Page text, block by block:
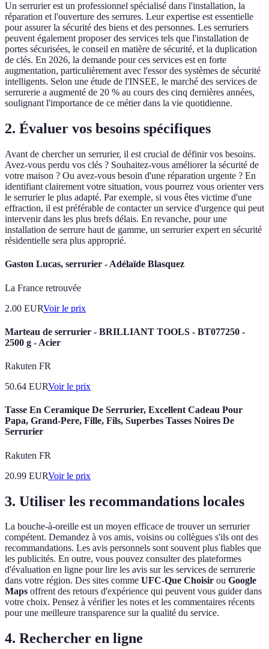
Un serrurier est un professionnel spécialisé dans l'installation, la
réparation et l'ouverture des serrures. Leur expertise est essentielle
pour assurer la sécurité des biens et des personnes. Les serruriers
peuvent également proposer des services tels que l'installation de
portes sécurisées, le conseil en matière de sécurité, et la duplication
de clés. En 2026, la demande pour ces services est en forte
augmentation, particulièrement avec l'essor des systèmes de sécurité
intelligents. Selon une étude de l'INSEE, le marché des services de
serrurerie a augmenté de 20 % au cours des cinq dernières années,
soulignant l'importance de ce métier dans la vie quotidienne.
2. Évaluer vos besoins spécifiques
Avant de chercher un serrurier, il est crucial de définir vos besoins.
Avez-vous perdu vos clés ? Souhaitez-vous améliorer la sécurité de
votre maison ? Ou avez-vous besoin d'une réparation urgente ? En
identifiant clairement votre situation, vous pourrez vous orienter vers
le serrurier le plus adapté. Par exemple, si vous êtes victime d'une
effraction, il est préférable de contacter un service d'urgence qui peut
intervenir dans les plus brefs délais. En revanche, pour une
installation de serrure haut de gamme, un serrurier expert en sécurité
résidentielle sera plus approprié.
Gaston Lucas, serrurier - Adélaïde Blasquez
La France retrouvée
2.00 EURVoir le prix
Marteau de serrurier - BRILLIANT TOOLS - BT077250 -
2500 g - Acier
Rakuten FR
50.64 EURVoir le prix
Tasse En Ceramique De Serrurier, Excellent Cadeau Pour
Papa, Grand-Pere, Fille, Fils, Superbes Tasses Noires De
Serrurier
Rakuten FR
20.99 EURVoir le prix
3. Utiliser les recommandations locales
La bouche-à-oreille est un moyen efficace de trouver un serrurier
compétent. Demandez à vos amis, voisins ou collègues s'ils ont des
recommandations. Les avis personnels sont souvent plus fiables que
les publicités. En outre, vous pouvez consulter des plateformes
d'évaluation en ligne pour lire les avis sur les services de serrurerie
dans votre région. Des sites comme UFC-Que Choisir ou Google
Maps offrent des retours d'expérience qui peuvent vous guider dans
votre choix. Pensez à vérifier les notes et les commentaires récents
pour une meilleure transparence sur la qualité du service.
4. Rechercher en ligne